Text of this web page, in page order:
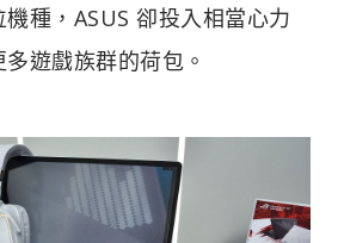
種，ASUS 卻投入相當心力
遊戲族群的荷包。